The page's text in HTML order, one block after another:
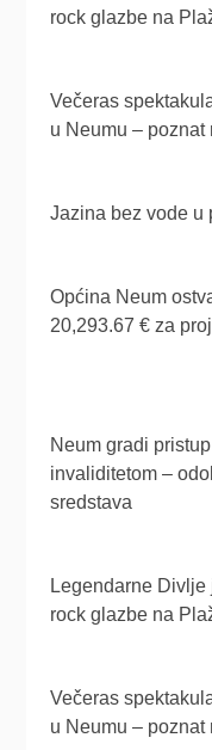
rock glazbe na
Večeras
u Neumu – poznat
Jazina bez vode u
Općina Neum
20,293.67 € za
Neum gradi
invaliditetom –
sredstava
Legendarne Divlje
rock glazbe na
Večeras
u Neumu – poznat